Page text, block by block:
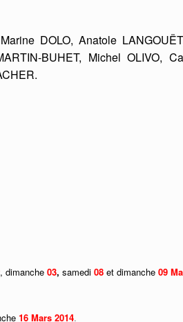
DOLO, Anatole
BUHET, Michel OLIVO,
, dimanche 03, samedi 08 et dimanche 09
16 Mars 2014.